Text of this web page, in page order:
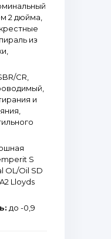
2 дюйма,
из
CR,
и
S
OL/Oil SD
Lloyds
до -0,9